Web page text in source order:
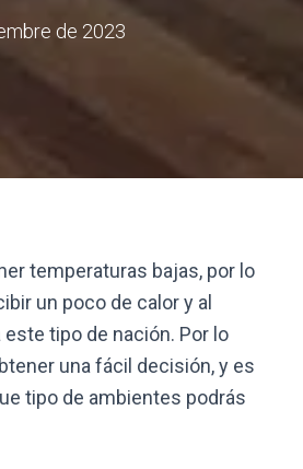
de 2023
temperaturas bajas, por lo
un poco de calor y al
tipo de nación. Por lo
una fácil decisión, y es
tipo de ambientes podrás